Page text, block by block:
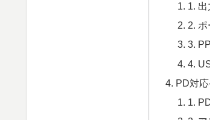
1.
2.
3.
4.
PD対
1.